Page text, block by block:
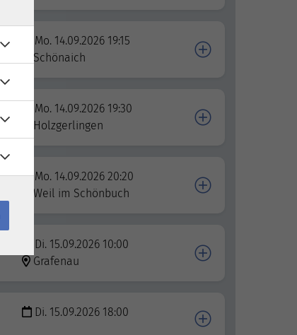
Mo. 14.09.2026 19:15
Schönaich
Mo. 14.09.2026 19:30
Holzgerlingen
Mo. 14.09.2026 20:20
Weil im Schönbuch
Di. 15.09.2026 10:00
Grafenau
Di. 15.09.2026 18:00